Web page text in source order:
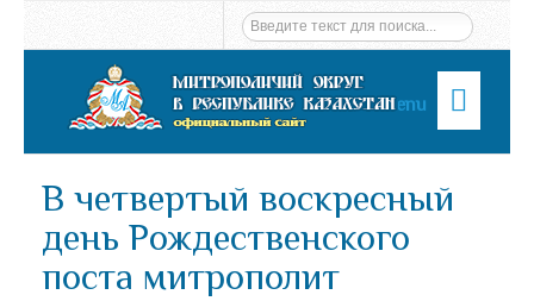
Menu
В четвертый воскресный
день Рождественского
поста митрополит